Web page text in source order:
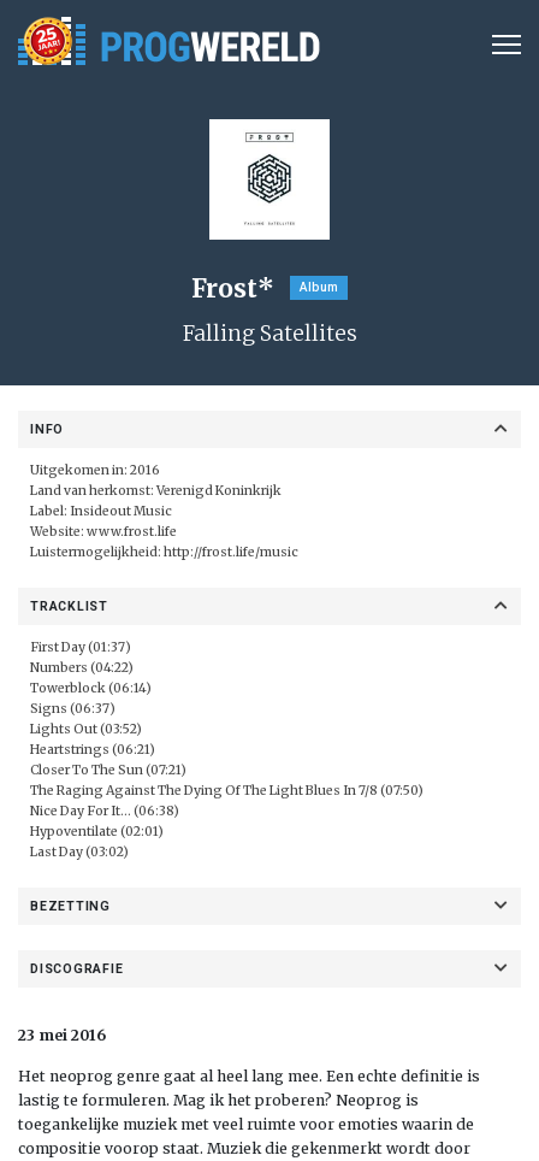
Frost* Album
Falling Satellites
INFO
Uitgekomen in: 2016
Land van herkomst: Verenigd Koninkrijk
Label: Insideout Music
Website: www.frost.life
Luistermogelijkheid: http://frost.life/music
TRACKLIST
First Day (01:37)
Numbers (04:22)
Towerblock (06:14)
Signs (06:37)
Lights Out (03:52)
Heartstrings (06:21)
Closer To The Sun (07:21)
The Raging Against The Dying Of The Light Blues In 7/8 (07:50)
Nice Day For It... (06:38)
Hypoventilate (02:01)
Last Day (03:02)
BEZETTING
DISCOGRAFIE
23 mei 2016
Het neoprog genre gaat al heel lang mee. Een echte definitie is
lastig te formuleren. Mag ik het proberen? Neoprog is
toegankelijke muziek met veel ruimte voor emoties waarin de
compositie voorop staat. Muziek die gekenmerkt wordt door